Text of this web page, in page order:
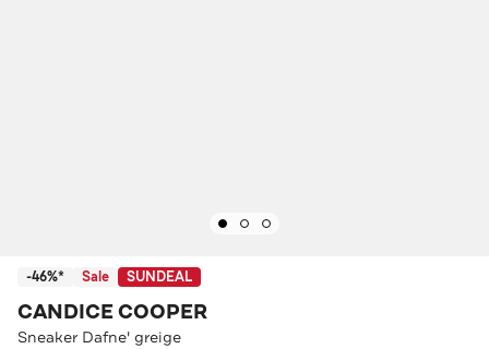
-46%* Sale SUNDEAL
CANDICE COOPER
Sneaker Dafne' greige